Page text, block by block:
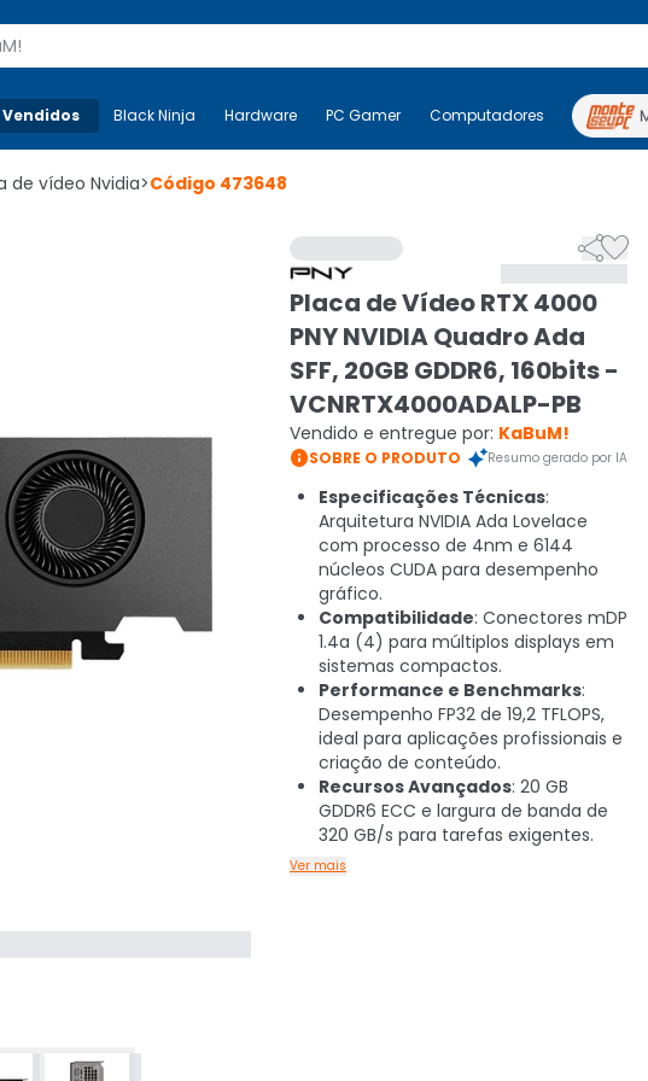
Mais-v- Black Ninja Hardware PC Gamer Computadores
Black Ninja Hardware PC Gamer Computadores Periféricos
de vídeo Nvidia>Código 473648

Placa de Vídeo RTX 4000
PNY NVIDIA Quadro Ada
SFF, 20GB GDDR6, 160bits -
VCNRTX4000ADALP-PB
Vendido e entregue por: KaBuM!
SOBRE O PRODUTO Resumo gerado por IA
Especificações Técnicas:
Arquitetura NVIDIA Ada Lovelace
com processo de 4nm e 6144
núcleos CUDA para desempenho
gráfico.
Compatibilidade: Conectores mDP
1.4a (4) para múltiplos displays em
sistemas compactos.
Performance e Benchmarks:
Desempenho FP32 de 19,2 TFLOPS,
ideal para aplicações profissionais e
criação de conteúdo.
Recursos Avançados: 20 GB
GDDR6 ECC e largura de banda de
320 GB/s para tarefas exigentes.
Ver mais